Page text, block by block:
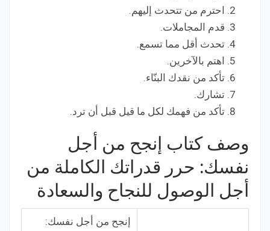
احترم من تتحدث إليهم.
قدم المجاملات.
تحدث أقل مما تسمع.
اهتم بالآخرين.
تأكد من نقدك البنّاء.
تشارك.
تأكد من فهمك لكل ما قيل قبل أن ترد.
وصف كتاب إنجح من أجل
نفسك: حرر قدراتك الكاملة من
أجل الوصول للنجاح والسعادة
إنجح من أجل نفسك: